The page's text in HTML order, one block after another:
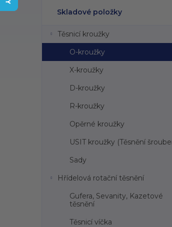
n
í
Skladové položky
Těsnicí kroužky
O-kroužky
X-kroužky
D-kroužky
R-kroužky
Opěrné kroužky
USIT kroužky (Těsnění
Sady
Hřídelová rotační těsnění
Gufera, Sevanity, Kazetové
těsnění
Těsnicí víčka